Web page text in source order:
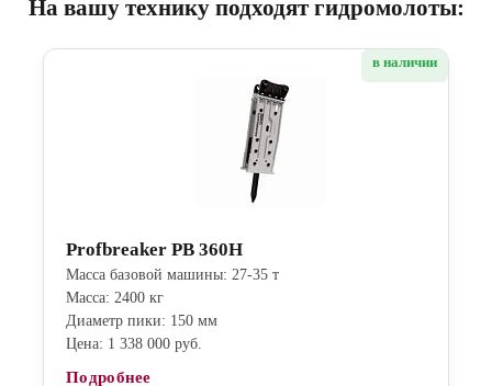
На вашу технику подходят гидромолоты:
в наличии
Profbreaker PB 360H
Масса базовой машины: 27-35 т
Масса: 2400 кг
Диаметр пики: 150 мм
Цена: 1 338 000 руб.
Подробнее